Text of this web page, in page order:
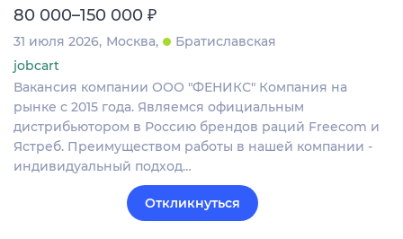
80 000–150 000 ₽
31 июля 2026 Москва
Братиславская
jobcart
Вакансия компании ООО "ФЕНИКС" Компания на
рынке с 2015 года. Являемся официальным
дистрибьютором в Россию брендов раций Freecom и
Ястреб. Преимуществом работы в нашей компании -
индивидуальный подход…
Откликнуться